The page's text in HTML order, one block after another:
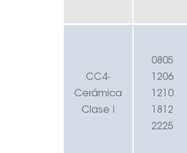
CC4-
Cerámica
Clase I
0805
1206
1210
1812
2225